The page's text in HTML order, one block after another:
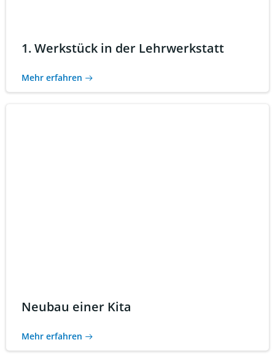
1. Werkstück in der Lehrwerkstatt
Mehr erfahren
Neubau einer Kita
Mehr erfahren